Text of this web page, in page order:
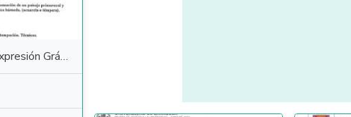
Gráfico Plástica